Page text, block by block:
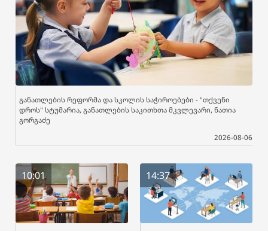
განათლების რეფორმა და სკოლის საჭიროებები - "თქვენი
დროს" სტუმარია, განათლების საკითხთა მკვლევარი, ნათია
გორგაძე
2026-08-06
10:01 14:37